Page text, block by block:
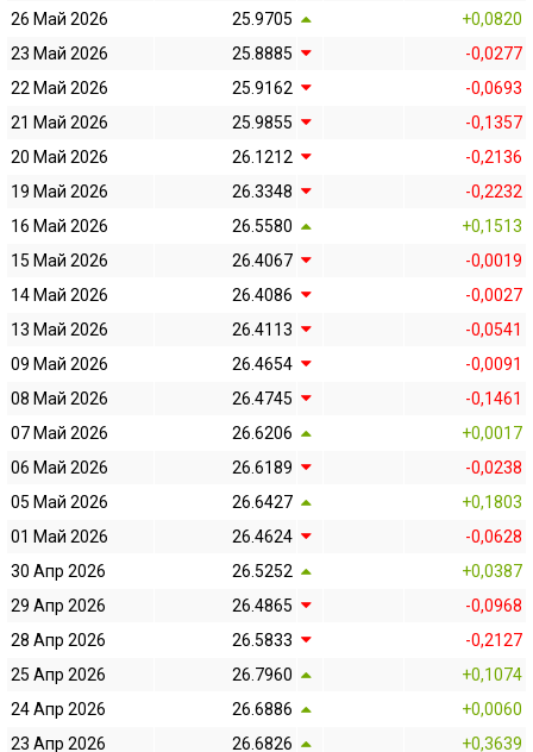
26 Май 2026 25.9705
+0,0820
23 Май 2026
25.8885
-0,0277
22 Май 2026
25.9162
-0,0693
21 Май 2026
25.9855
-0,1357
20 Май 2026
26.1212
-0,2136
19 Май 2026
26.3348
-0,2232
16 Май 2026
26.5580
+0,1513
15 Май 2026
26.4067
-0,0019
14 Май 2026
26.4086
-0,0027
13 Май 2026
26.4113
-0,0541
09 Май 2026
26.4654
-0,0091
08 Май 2026
26.4745
-0,1461
07 Май 2026
26.6206
+0,0017
06 Май 2026
26.6189
-0,0238
05 Май 2026
26.6427
+0,1803
01 Май 2026
26.4624
-0,0628
30 Апр 2026
26.5252
+0,0387
29 Апр 2026
26.4865
-0,0968
28 Апр 2026
26.5833
-0,2127
25 Апр 2026
26.7960
+0,1074
24 Апр 2026
26.6886
+0,0060
23 Апр 2026
26.6826
+0,3639